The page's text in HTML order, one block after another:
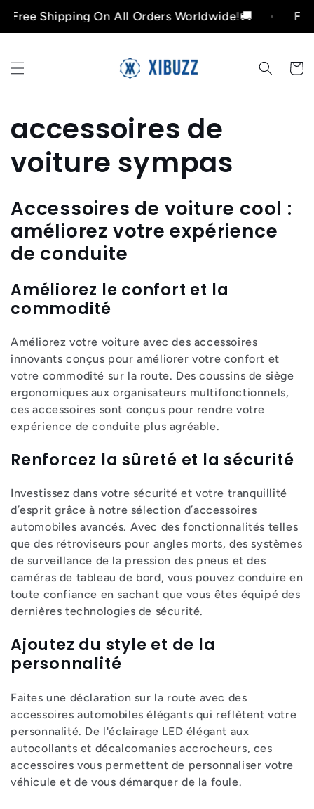
passer
Shipping On All Orders Worldwide!🚚 Free
Panier
C
o
l
l
e
c
t
i
o
n
:
accessoires de
voiture sympas
Accessoires de voiture cool :
améliorez votre expérience
de conduite
Améliorez le confort et la
commodité
Améliorez votre voiture avec des accessoires
innovants conçus pour améliorer votre confort et
votre commodité sur la route. Des coussins de siège
ergonomiques aux organisateurs multifonctionnels,
ces accessoires sont conçus pour rendre votre
expérience de conduite plus agréable.
Renforcez la sûreté et la sécurité
Investissez dans votre sécurité et votre tranquillité
d’esprit grâce à notre sélection d’accessoires
automobiles avancés. Avec des fonctionnalités telles
que des rétroviseurs pour angles morts, des systèmes
de surveillance de la pression des pneus et des
caméras de tableau de bord, vous pouvez conduire en
toute confiance en sachant que vous êtes équipé des
dernières technologies de sécurité.
Ajoutez du style et de la
personnalité
Faites une déclaration sur la route avec des
accessoires automobiles élégants qui reflètent votre
personnalité. De l'éclairage LED élégant aux
autocollants et décalcomanies accrocheurs, ces
accessoires vous permettent de personnaliser votre
véhicule et de vous démarquer de la foule.